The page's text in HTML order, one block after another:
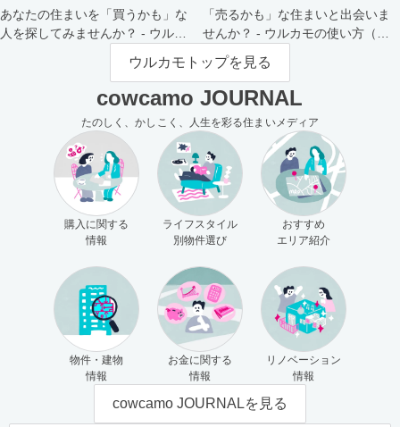
あなたの住まいを「買うかも」な
人を探してみませんか？ - ウルカ
「売るかも」な住まいと出会いま
せんか？ - ウルカモの使い方（買
主さま向け）
ウルカモトップを見る
cowcamo JOURNAL
たのしく、かしこく、人生を彩る住まいメディア
購入に関する
情報
ライフスタイル
別物件選び
おすすめ
エリア紹介
物件・建物
情報
お金に関する
情報
リノベーション
情報
cowcamo JOURNALを見る